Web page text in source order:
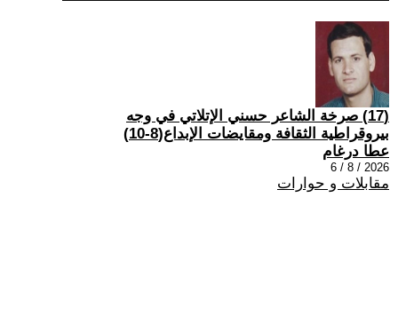
(17) صرخة الشاعر حسني الإتلاتي في وجه
بيروقراطية الثقافة ومقايضات الإبداع(8-10)
عطا درغام
2026 / 8 / 6
مقابلات و حوارات